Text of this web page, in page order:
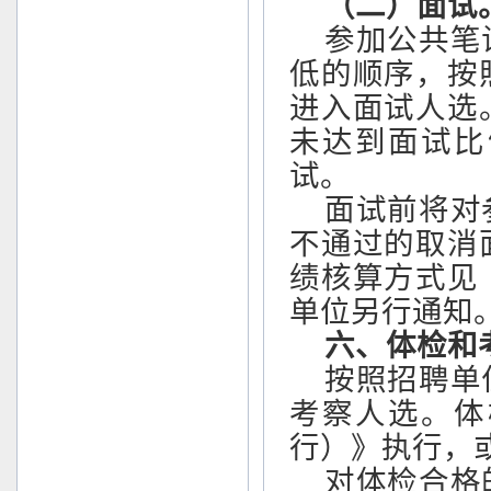
参加公共
低的顺序，按
进入面试人选
未达到面试
试。
面试前将
不通过的取消
绩核算方式见
单位另行通知
六、体检和
按照招聘
考察人选。
行）》执行，
对体检合